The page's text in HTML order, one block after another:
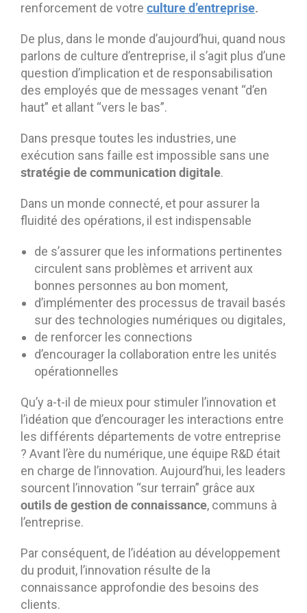
renforcement de votre culture d’entreprise.
De plus, dans le monde d’aujourd’hui, quand nous
parlons de culture d’entreprise, il s’agit plus d’une
question d’implication et de responsabilisation
des employés que de messages venant “d’en
haut” et allant “vers le bas”.
Dans presque toutes les industries, une
exécution sans faille est impossible sans une
stratégie de communication digitale.
Dans un monde connecté, et pour assurer la
fluidité des opérations, il est indispensable
de s’assurer que les informations pertinentes
circulent sans problèmes et arrivent aux
bonnes personnes au bon moment,
d’implémenter des processus de travail basés
sur des technologies numériques ou digitales,
de renforcer les connections
d’encourager la collaboration entre les unités
opérationnelles
Qu’y a-t-il de mieux pour stimuler l’innovation et
l’idéation que d’encourager les interactions entre
les différents départements de votre entreprise
? Avant l’ère du numérique, une équipe R&D était
en charge de l’innovation. Aujourd’hui, les leaders
sourcent l’innovation “sur terrain” grâce aux
outils de gestion de connaissance, communs à
l’entreprise.
Par conséquent, de l’idéation au développement
du produit, l’innovation résulte de la
connaissance approfondie des besoins des
clients.